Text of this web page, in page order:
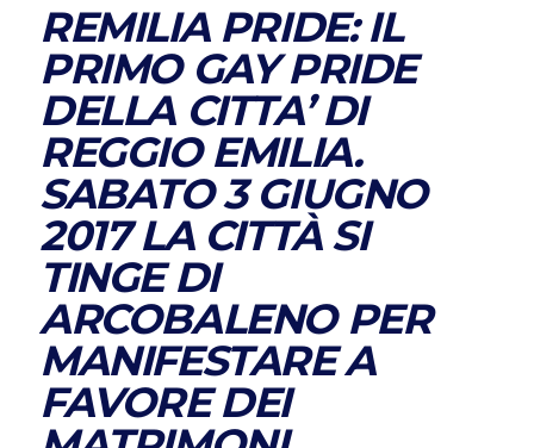
REMILIA PRIDE: IL
PRIMO GAY PRIDE
DELLA CITTA’ DI
REGGIO EMILIA.
SABATO 3 GIUGNO
2017 LA CITTÀ SI
TINGE DI
ARCOBALENO PER
MANIFESTARE A
FAVORE DEI